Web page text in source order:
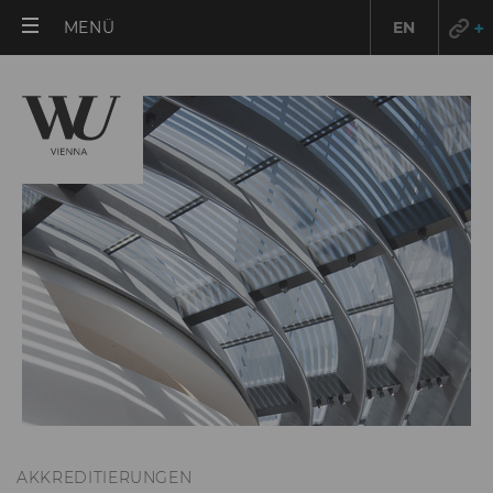
MENÜ EN
AKKREDITIERUNGEN